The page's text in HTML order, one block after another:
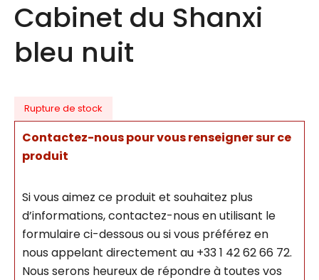
Cabinet du Shanxi
bleu nuit
Rupture de stock
Contactez-nous pour vous renseigner sur ce
produit
Si vous aimez ce produit et souhaitez plus
d’informations, contactez-nous en utilisant le
formulaire ci-dessous ou si vous préférez en
nous appelant directement au +33 1 42 62 66 72.
Nous serons heureux de répondre à toutes vos